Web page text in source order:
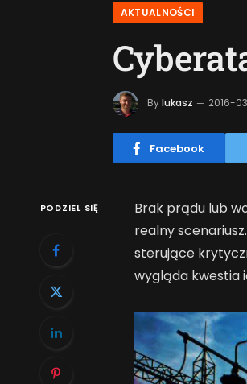
AKTUALNOŚCI
By lukasz 2016-
Facebook
PODZIEL SIĘ
Brak prądu lub
realny
sterujące
wygląda kwestia